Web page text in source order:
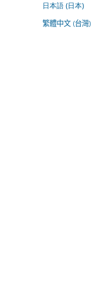
日本語 (日本)
繁體中文 (台灣)